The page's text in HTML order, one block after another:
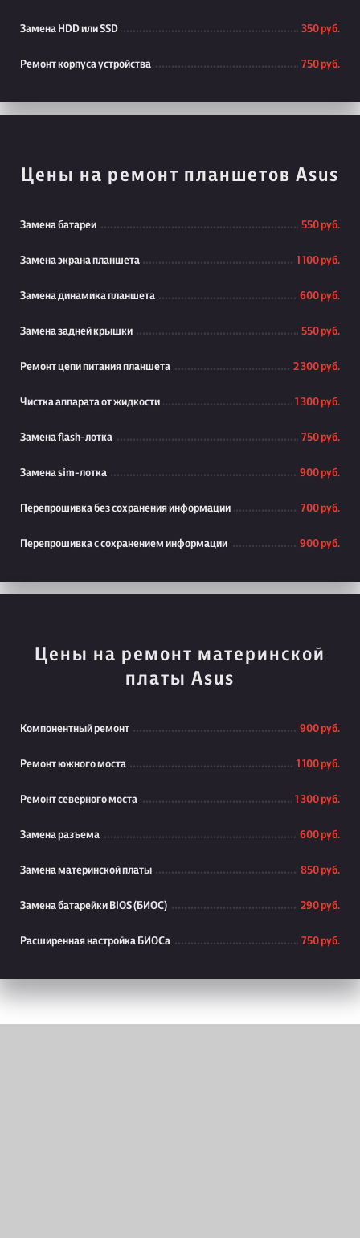
Замена HDD или SSD 350 руб.
Ремонт корпуса устройства 750 руб.
Цены на ремонт планшетов Asus
Замена батареи 550 руб.
Замена экрана планшета 1 100 руб.
Замена динамика планшета 600 руб.
Замена задней крышки 550 руб.
Ремонт цепи питания планшета 2 300 руб.
Чистка аппарата от жидкости 1 300 руб.
Замена flash-лотка 750 руб.
Замена sim-лотка 900 руб.
Перепрошивка без сохранения информации 700 руб.
Перепрошивка с сохранением информации 900 руб.
Цены на ремонт материнской
платы Asus
Компонентный ремонт 900 руб.
Ремонт южного моста 1 100 руб.
Ремонт северного моста 1 300 руб.
Замена разъема 600 руб.
Замена материнской платы 850 руб.
Замена батарейки BIOS (БИОС) 290 руб.
Расширенная настройка БИОСа 750 руб.